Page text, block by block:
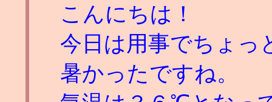
こんにちは！
今日は用事でちょっ
暑かったですね。